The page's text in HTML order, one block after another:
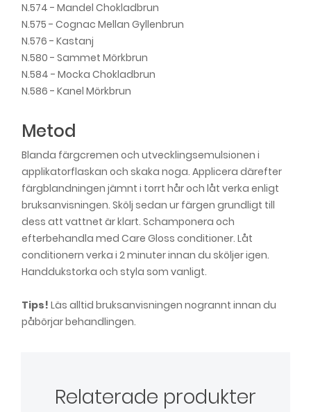
Natural & Easy - No. 580 Velvet Darkbrown
95,00 kr
95,00 kr
Natural & Easy - No. 590 Dark Berry Black
95,00 kr
N.574 - Mandel Chokladbrun
N.575 - Cognac Mellan Gyllenbrun
N.576 - Kastanj
N.580 - Sammet Mörkbrun
N.584 - Mocka Chokladbrun
N.586 - Kanel Mörkbrun
Metod
Blanda färgcremen och utvecklingsemulsionen i
applikatorflaskan och skaka noga. Applicera därefter
färgblandningen jämnt i torrt hår och låt verka enligt
bruksanvisningen. Skölj sedan ur färgen grundligt till
dess att vattnet är klart. Schamponera och
efterbehandla med Care Gloss conditioner. Låt
conditionern verka i 2 minuter innan du sköljer igen.
Handdukstorka och styla som vanligt.
Tips! Läs alltid bruksanvisningen nogrannt innan du
påbörjar behandlingen.
Relaterade produkter